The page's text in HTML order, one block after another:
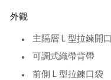
外觀
主隔層 L 型拉鍊開口
可調式織帶背帶
前側 L 型拉鍊口袋